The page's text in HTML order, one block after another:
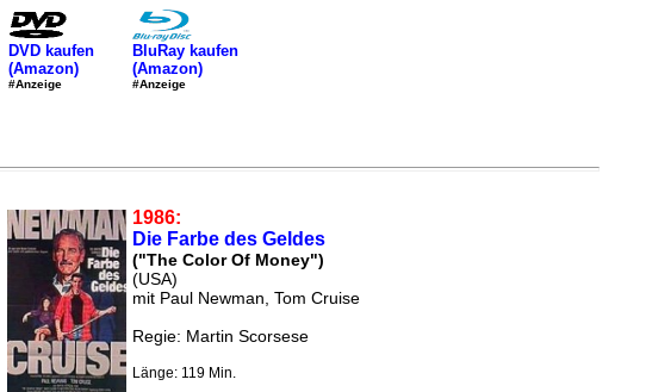
DVD kaufen
(Amazon)
#Anzeige
BluRay kaufen
(Amazon)
#Anzeige
1986:
Die Farbe des Geldes
("The Color Of Money")
(USA)
mit Paul Newman, Tom Cruise
Regie: Martin Scorsese
Länge: 119 Min.